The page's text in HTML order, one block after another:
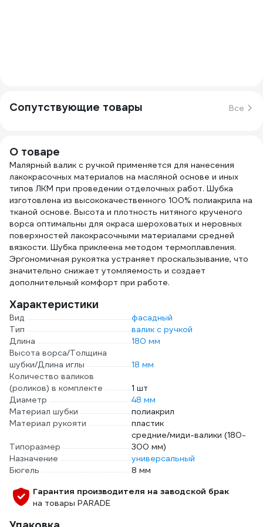
Сопутствующие товары Все
О товаре
Малярный валик с ручкой применяется для нанесения
лакокрасочных материалов на масляной основе и иных
типов ЛКМ при проведении отделочных работ. Шубка
изготовлена из высококачественного 100% полиакрила на
тканой основе. Высота и плотность нитяного крученого
ворса оптимальны для окраса шероховатых и неровных
поверхностей лакокрасочными материалами средней
вязкости. Шубка приклеена методом термоплавления.
Эргономичная рукоятка устраняет проскальзывание, что
значительно снижает утомляемость и создает
дополнительный комфорт при работе.
Характеристики
Вид
фасадный
Тип
валик с ручкой
Длина
180 мм
Высота ворса/Толщина
шубки/Длина иглы
18 мм
Количество валиков
(роликов) в комплекте
1 шт
Диаметр
48 мм
Материал шубки
полиакрил
Материал рукояти
пластик
Типоразмер
средние/миди-валики (180-
300 мм)
Назначение
универсальный
Бюгель
8 мм
Гарантия производителя на заводской брак
на товары PARADE